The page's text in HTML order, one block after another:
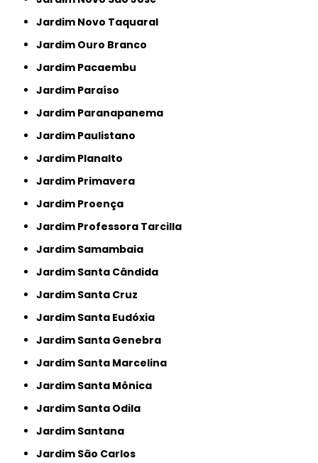
Jardim Novo Taquaral
Jardim Ouro Branco
Jardim Pacaembu
Jardim Paraíso
Jardim Paranapanema
Jardim Paulistano
Jardim Planalto
Jardim Primavera
Jardim Proença
Jardim Professora Tarcilla
Jardim Samambaia
Jardim Santa Cândida
Jardim Santa Cruz
Jardim Santa Eudóxia
Jardim Santa Genebra
Jardim Santa Marcelina
Jardim Santa Mônica
Jardim Santa Odila
Jardim Santana
Jardim São Carlos